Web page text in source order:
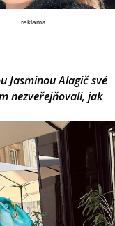
reklama
Jasminou Alagič své
nezveřejňovali, jak